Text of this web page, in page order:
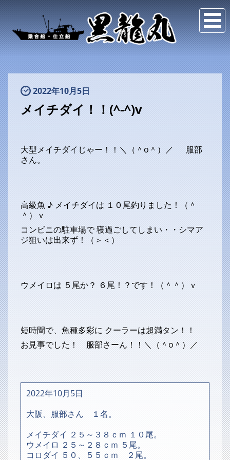
2022年10月5日
メイチダイ！！(^-^)v
大型メイチダイじゃー！！＼（＾o＾）／ 服部
さん。
高級魚 ♪ メイチダイは １０尾釣りました！（＾
＾）ｖ
コンビニの駐車場で 寝過ごしてしまい・・シマア
ジ狙いは出来ず！（＞＜）
ウメイロは ５尾か？ ６尾！？です！（＾＾）ｖ
短時間で、魚種多彩に クーラーは超満タン！！
お見事でした！ 服部さーん！！＼（＾o＾）／
2022年10月5日
大阪、服部さん １名。
メイチダイ ２５～３８ｃｍ １０尾。
ウメイロ ２５～２８ｃｍ ５尾。
コロダイ ５０、５５ｃｍ ２尾。